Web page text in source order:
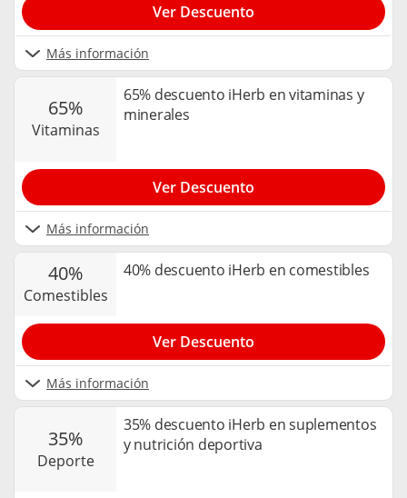
Más información
Ver Descuento
65%
vitaminas
65% descuento iHerb en vitaminas y
minerales
Más información
Ver Descuento
40%
comestibles
40% descuento iHerb en comestibles
Más información
Ver Descuento
35%
deporte
35% descuento iHerb en suplementos
y nutrición deportiva